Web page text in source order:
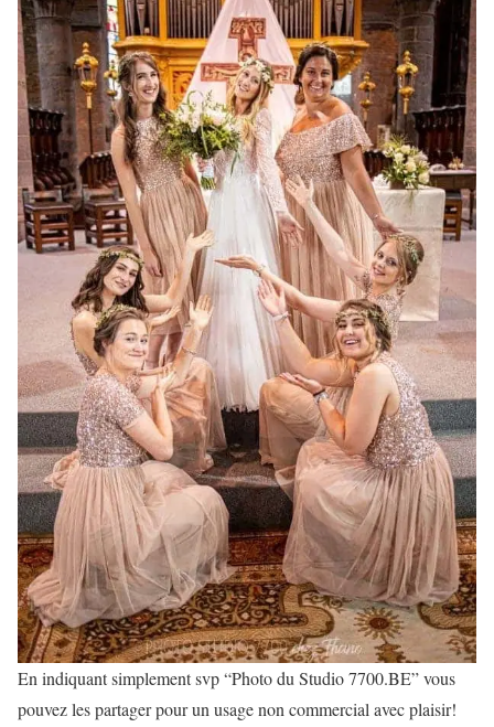
En indiquant simplement svp “Photo du Studio 7700.BE” vous
pouvez les partager pour un usage non commercial avec plaisir!